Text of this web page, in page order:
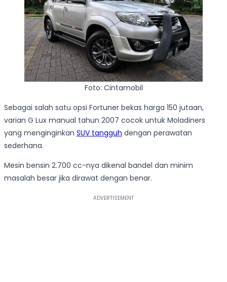
Foto: Cintamobil
Sebagai salah satu opsi Fortuner bekas harga 150 jutaan,
varian G Lux manual tahun 2007 cocok untuk Moladiners
yang menginginkan SUV tangguh dengan perawatan
sederhana.
Mesin bensin 2.700 cc-nya dikenal bandel dan minim
masalah besar jika dirawat dengan benar.